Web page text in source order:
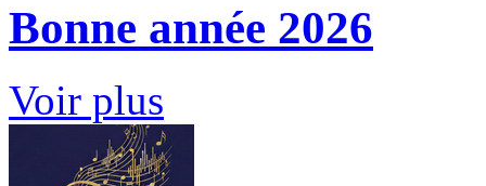
Bonne année 2026
Voir plus